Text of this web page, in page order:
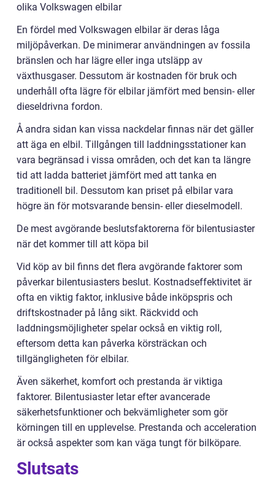
olika Volkswagen elbilar
En fördel med Volkswagen elbilar är deras låga
miljöpåverkan. De minimerar användningen av fossila
bränslen och har lägre eller inga utsläpp av
växthusgaser. Dessutom är kostnaden för bruk och
underhåll ofta lägre för elbilar jämfört med bensin- eller
dieseldrivna fordon.
Å andra sidan kan vissa nackdelar finnas när det gäller
att äga en elbil. Tillgången till laddningsstationer kan
vara begränsad i vissa områden, och det kan ta längre
tid att ladda batteriet jämfört med att tanka en
traditionell bil. Dessutom kan priset på elbilar vara
högre än för motsvarande bensin- eller dieselmodell.
De mest avgörande beslutsfaktorerna för bilentusiaster
när det kommer till att köpa bil
Vid köp av bil finns det flera avgörande faktorer som
påverkar bilentusiasters beslut. Kostnadseffektivitet är
ofta en viktig faktor, inklusive både inköpspris och
driftskostnader på lång sikt. Räckvidd och
laddningsmöjligheter spelar också en viktig roll,
eftersom detta kan påverka körsträckan och
tillgängligheten för elbilar.
Även säkerhet, komfort och prestanda är viktiga
faktorer. Bilentusiaster letar efter avancerade
säkerhetsfunktioner och bekvämligheter som gör
körningen till en upplevelse. Prestanda och acceleration
är också aspekter som kan väga tungt för bilköpare.
Slutsats